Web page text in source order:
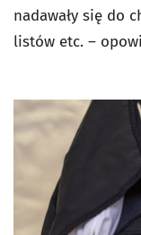
nadawały się do
listów etc. –